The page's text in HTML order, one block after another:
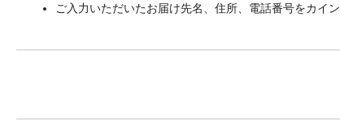
ご入力いただいたお届け先名、住所、電話番号をカイ